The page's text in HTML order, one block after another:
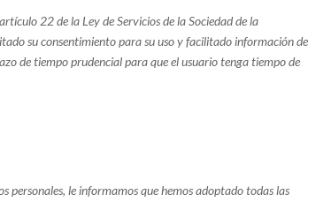
22 de la Ley de Servicios de la Sociedad de la
su consentimiento para su uso y facilitado información de
de tiempo prudencial para que el usuario tenga tiempo de
personales, le informamos que hemos adoptado todas las